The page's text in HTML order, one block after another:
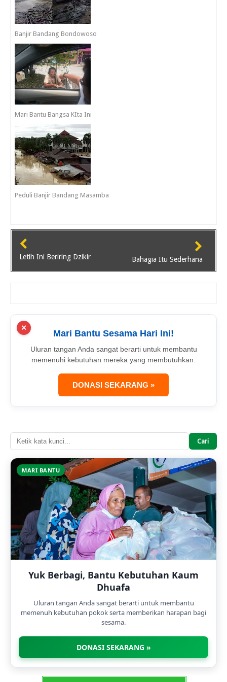
Banjir Bandang Bondowoso
Mari Bantu Bangsa KIta Ini
Peduli Banjir Bandang Masamba
Letih Ini Beriring Dzikir Bahagia Itu Sederhana
✕
Mari Bantu Sesama Hari Ini!
Uluran tangan Anda sangat berarti untuk membantu
memenuhi kebutuhan mereka yang membutuhkan.
DONASI SEKARANG »
Cari
MARI BANTU
Yuk Berbagi, Bantu Kebutuhan Kaum
Dhuafa
Uluran tangan Anda sangat berarti untuk membantu
memenuh kebutuhan pokok serta memberikan harapan bagi
sesama.
DONASI SEKARANG »